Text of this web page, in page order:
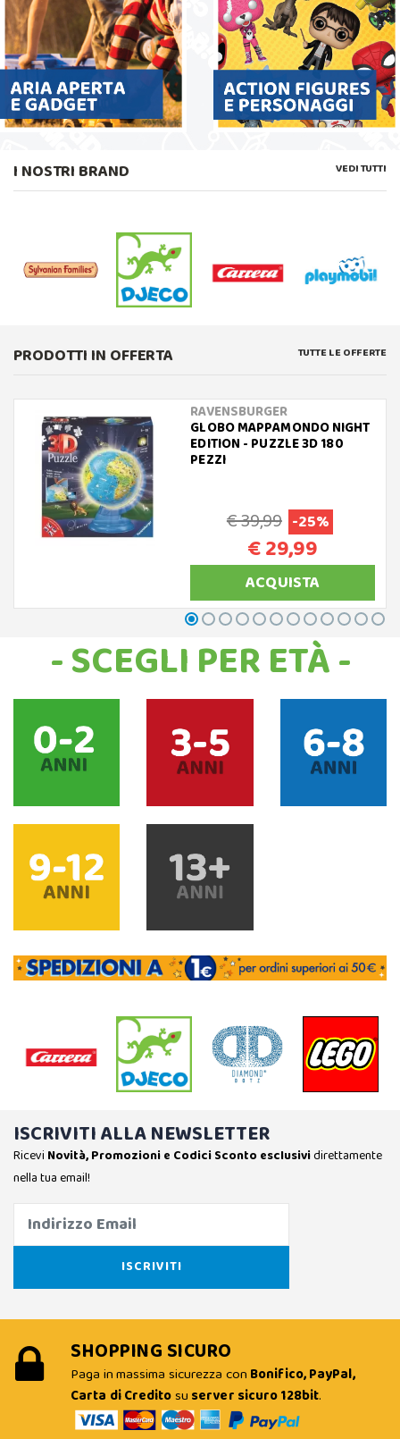
I NOSTRI BRAND VEDI TUTTI
PRODOTTI IN OFFERTA TUTTE LE OFFERTE
RAVENSBURGER
GLOBO MAPPAMONDO NIGHT
EDITION - PUZZLE 3D 180
PEZZI
€ 39,99 -25%
€ 29,99
ACQUISTA
- SCEGLI PER ETÀ -
ISCRIVITI ALLA NEWSLETTER
Ricevi Novità, Promozioni e Codici Sconto esclusividirettamente
nella tua email!
SHOPPING SICURO
Paga in massima sicurezza con Bonifico, PayPal,
Carta di Creditosu server sicuro 128bit.